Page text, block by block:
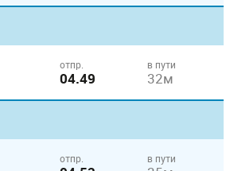
отпр.
04.49
в пути
32м
отпр. в пути